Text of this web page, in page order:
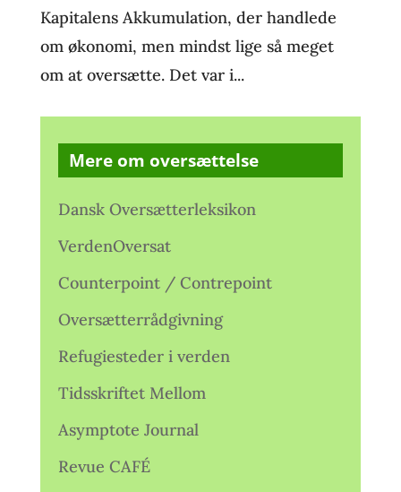
Kapitalens Akkumulation, der handlede
om økonomi, men mindst lige så meget
om at oversætte. Det var i...
Mere om oversættelse
Dansk Oversætterleksikon
VerdenOversat
Counterpoint / Contrepoint
Oversætterrådgivning
Refugiesteder i verden
Tidsskriftet Mellom
Asymptote Journal
Revue CAFÉ